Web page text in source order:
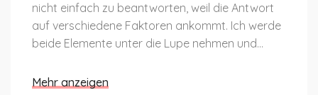
nicht einfach zu beantworten, weil die Antwort
auf verschiedene Faktoren ankommt. Ich werde
beide Elemente unter die Lupe nehmen und
dran, wenn ihr Interesse an dieser spannenden
Mehr anzeigen